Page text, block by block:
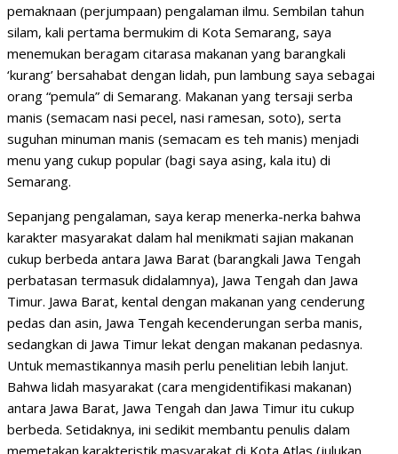
pemaknaan (perjumpaan) pengalaman ilmu. Sembilan tahun
silam, kali pertama bermukim di Kota Semarang, saya
menemukan beragam citarasa makanan yang barangkali
‘kurang’ bersahabat dengan lidah, pun lambung saya sebagai
orang “pemula” di Semarang. Makanan yang tersaji serba
manis (semacam nasi pecel, nasi ramesan, soto), serta
suguhan minuman manis (semacam es teh manis) menjadi
menu yang cukup popular (bagi saya asing, kala itu) di
Semarang.
Sepanjang pengalaman, saya kerap menerka-nerka bahwa
karakter masyarakat dalam hal menikmati sajian makanan
cukup berbeda antara Jawa Barat (barangkali Jawa Tengah
perbatasan termasuk didalamnya), Jawa Tengah dan Jawa
Timur. Jawa Barat, kental dengan makanan yang cenderung
pedas dan asin, Jawa Tengah kecenderungan serba manis,
sedangkan di Jawa Timur lekat dengan makanan pedasnya.
Untuk memastikannya masih perlu penelitian lebih lanjut.
Bahwa lidah masyarakat (cara mengidentifikasi makanan)
antara Jawa Barat, Jawa Tengah dan Jawa Timur itu cukup
berbeda. Setidaknya, ini sedikit membantu penulis dalam